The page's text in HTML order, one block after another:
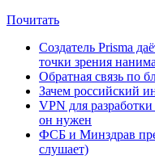
Почитать
Создатель Prisma
точки зрения
Обратная связь по
Зачем российский
VPN для
он нужен
ФСБ и Минздрав
слушает)